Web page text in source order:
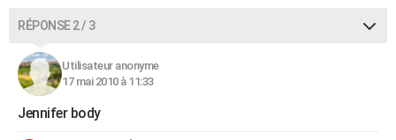
RÉPONSE 2 / 3
Utilisateur anonyme
17 mai 2010 à 11:33
Jennifer body